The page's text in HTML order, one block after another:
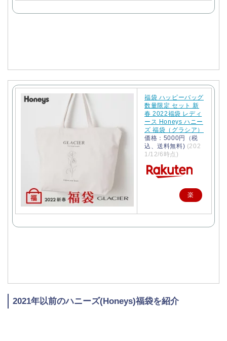
福袋 ハッピーバッグ
数量限定 セット 新
春 2022福袋 レディ
ース Honeys ハニー
ズ 福袋（グラシア）
価格：5000円（税
込、送料無料) (202
1/12/6時点)
楽
2021年以前のハニーズ(Honeys)福袋を紹介